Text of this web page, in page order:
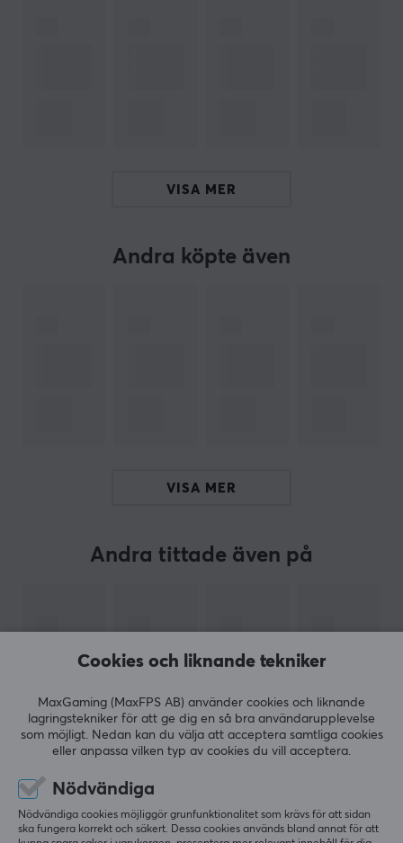
ICON Chair levereras dessutom med två bekväma
spelsessioner. Alla dessa funktioner gör ICON Chair till
bekväma och roliga. Införskaffa din noblechairs ICON
OM VARUMÄRKET
noblechairsär ett tyskt företag som specialiserar sig
på att tillverka lyxiga och ergonomiska gamingstolar.
Företaget grundades 2015 av en grupp entreprenörer
har noblechairs blivit välkänt för sin höga kvalitet och
sitt exceptionella fokus på detaljer.
VISA MER
Andra köpte även
VISA MER
Andra tittade även på
Cookies och liknande tekniker
MaxGaming (MaxFPS AB) använder cookies och liknande
lagringstekniker för att ge dig en så bra användarupplevelse
som möjligt. Nedan kan du välja att acceptera samtliga cookies
eller anpassa vilken typ av cookies du vill acceptera.
Nödvändiga
Nödvändiga cookies möjliggör grunfunktionalitet som krävs för att sidan
ska fungera korrekt och säkert. Dessa cookies används bland annat för att